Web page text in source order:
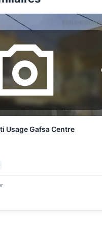
Usage Gafsa Centre